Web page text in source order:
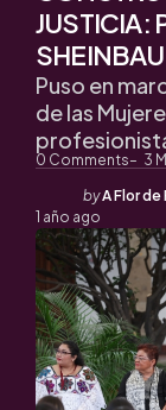
JUSTICIA:
0 Comments 3
Puso en
de las
Posted
by
byA Flor de
1 año ago